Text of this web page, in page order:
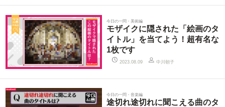
今日の一問・美術編
モザイクに隠された「絵画のタ
イトル」を当てよう！超有名な
1枚です
2023.08.09 中川朝子
今日の一問・音楽編
途切れ途切れに聞こえる曲のタ